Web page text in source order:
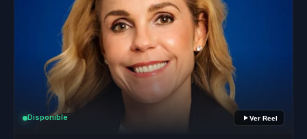
Disponible Ver Reel